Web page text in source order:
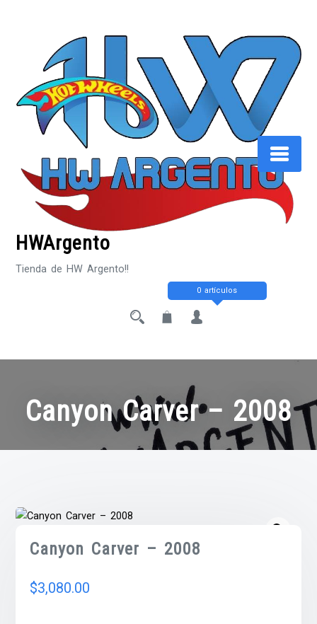
HWArgento
Tienda de HW Argento!!
0 artículos
Canyon Carver – 2008
Canyon Carver – 2008
$3,080.00